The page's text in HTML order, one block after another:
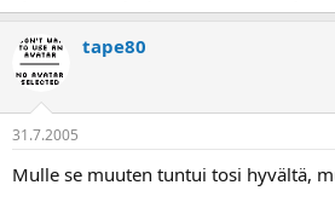
tape80
31.7.2005
Mulle se muuten tuntui tosi hyvältä,